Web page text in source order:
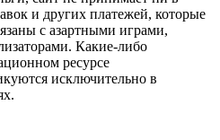
и других платежей, которые
с азартными играми,
Какие-либо
ресурсе
исключительно в